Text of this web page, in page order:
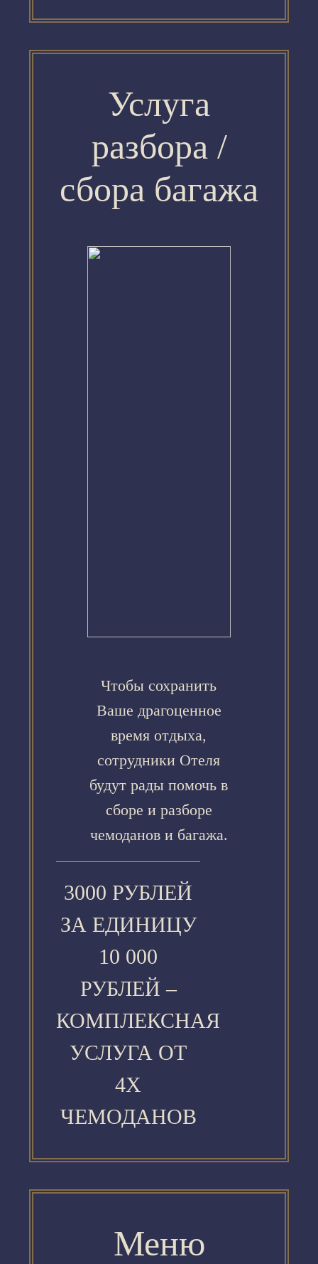
Услуга
разбора /
сбора багажа
Чтобы сохранить
Ваше драгоценное
время отдыха,
сотрудники Отеля
будут рады помочь в
сборе и разборе
чемоданов и багажа.
3000 РУБЛЕЙ
ЗА ЕДИНИЦУ
10 000
РУБЛЕЙ –
КОМПЛЕКСНАЯ
УСЛУГА ОТ
4Х
ЧЕМОДАНОВ
Меню